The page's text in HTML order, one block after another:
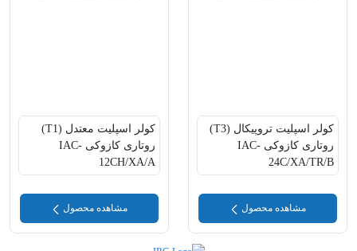
کولر اسپلیت تروپیکال (T3)
روتاری کازوکی IAC-
24C/XA/TR/B
مشاهده محصول
کولر اسپلیت معتدل (T1)
روتاری کازوکی IAC-
12CH/XA/A
مشاهده محصول